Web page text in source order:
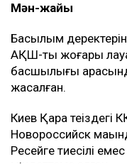
Мән-жайы
Басылым
АҚШ-тың жоғары
басшылығы
жасалған.
Киев Қара
Новороссийск
Ресейге тиесілі